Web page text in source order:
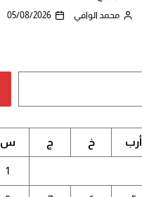
محمد الوافي 05/08/2026
أرب خ ج س
1